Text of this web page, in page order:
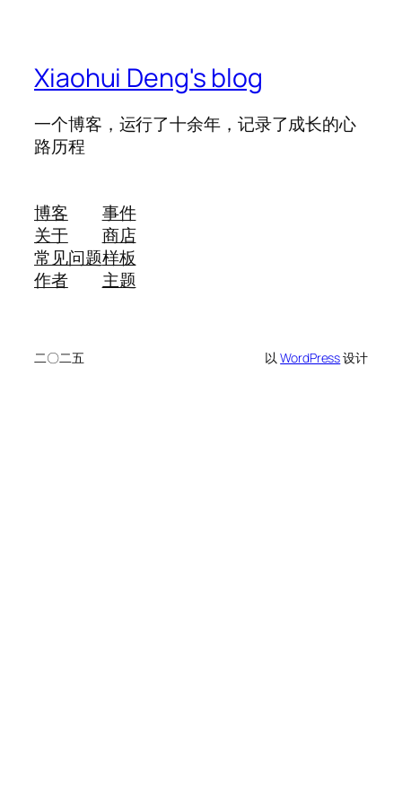
Xiaohui Deng's blog
一个博客，运行了十余年，记录了成长的心
路历程
博客
关于
常见问题
作者
事件
商店
样板
主题
二〇二五 以WordPress设计